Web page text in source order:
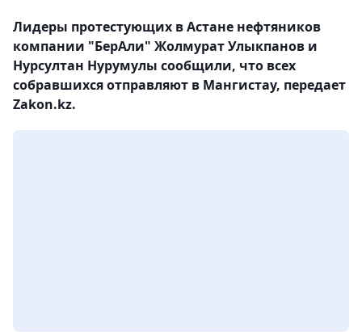
Лидеры протестующих в Астане нефтяников
компании "БерАли" Жолмурат Улыкпанов и
Нурсултан Нурумулы сообщили, что всех
собравшихся отправляют в Мангистау, передает
Zakon.kz.